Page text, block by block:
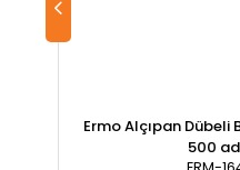
Ermo Alçıpan Dübeli
500